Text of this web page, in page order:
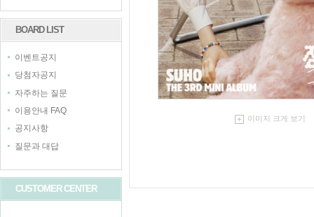
BOARD LIST
이벤트공지
당첨자공지
자주하는 질문
이용안내 FAQ
공지사항
질문과 대답
CUSTOMER CENTER
이미지 크게 보기